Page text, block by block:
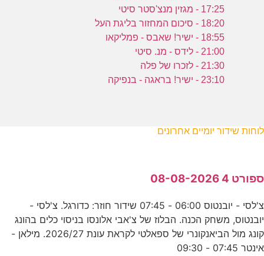
17:25 - מגזין מנצ'סטר סיטי
18:20 - סיכום המחזור בליגת העל
18:55 - ישיר! שאבס - פמליקאו
21:00 - לידס - מנ. סיטי
21:30 - לזכרו של פלה
23:10 - ישיר! בראגה - בנפיקה
לוחות שידור יומיים אחרונים
ספורט 4 08-08-2026
צ'לסי - יובנטוס 06:00 - 07:45 שידור חוזר: כדורגל. צ'לסי -
יובנטוס, משחק הכנה. הבלוז של צ'אבי אלונסו בניסוי כלים בהונג
קונג מול הביאנקונרי של ספאלטי לקראת עונת 2026/27. מילאן -
אינטר 07:45 - 09:30